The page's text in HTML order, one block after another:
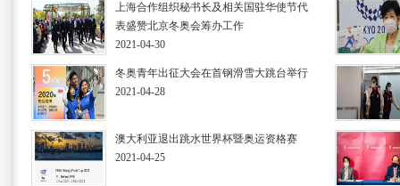
上海合作组织秘书长及相关国驻华使节代
表盛赞北京冬奥会筹办工作
2021-04-30
冬奥青年出征大会在首钢滑雪大跳台举行
2021-04-28
澳大利亚退出跳水世界杯暨奥运资格赛
2021-04-25